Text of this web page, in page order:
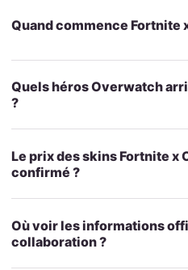
Quand commence Fortnite
Quels héros Overwatch
?
Le prix des skins Fortnite x
confirmé ?
Où voir les informations
collaboration ?